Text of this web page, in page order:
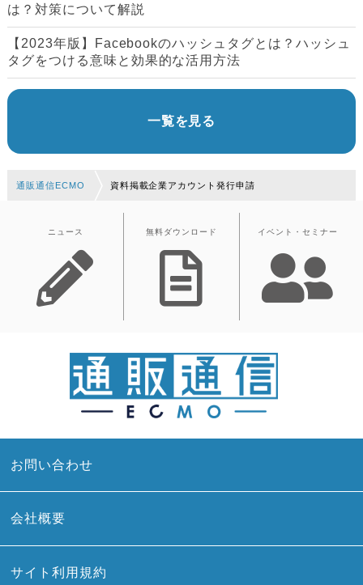
は？対策について解説
【2023年版】Facebookのハッシュタグとは？ハッシュ
タグをつける意味と効果的な活用方法
一覧を見る
通販通信ECMO 資料掲載企業アカウント発行申請
ニュース 無料ダウンロード イベント・セミナー
お問い合わせ
会社概要
サイト利用規約